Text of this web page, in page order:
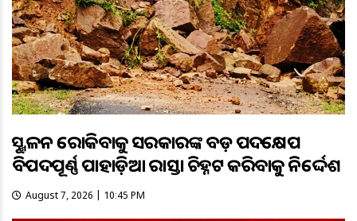
ଭୂସ୍ଖଳନ ରୋକିବାକୁ ସରକାରଙ୍କ ବଡ଼ ପଦକ୍ଷେପ
ବିପଦପୂର୍ଣ୍ଣ ପାହାଡ଼ିଆ ରାସ୍ତା ଚିହ୍ନଟ କରିବାକୁ ନିର୍ଦ୍ଦେଶ
August 7, 2026 | 10:45 PM